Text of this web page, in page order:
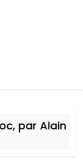
par Alain